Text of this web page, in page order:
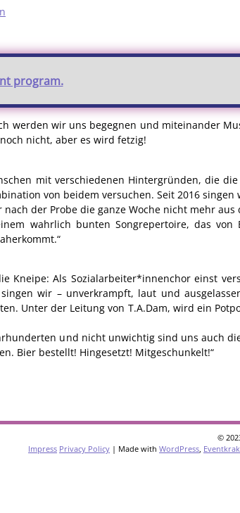
program.
werden wir uns begegnen und miteinander
nicht, aber es wird fetzig!
mit verschiedenen Hintergründen, die
von beidem versuchen. Seit 2016
der Probe die ganze Woche nicht mehr aus
wahrlich bunten Songrepertoire, das von
Kneipe: Als Sozialarbeiter*innenchor einst
wir – unverkrampft, laut und
Unter der Leitung von T.A.Dam, wird ein
und nicht unwichtig sind uns auch
Bier bestellt! Hingesetzt! Mitgeschunkelt!“
©
Impress Privacy Policy | Made with WordPress,